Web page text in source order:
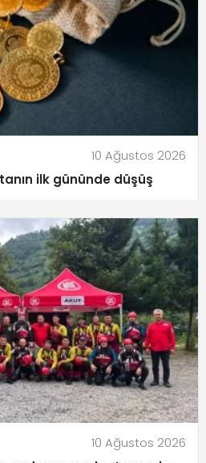
10 Ağustos 2026
ilk gününde düşüş
10 Ağustos 2026